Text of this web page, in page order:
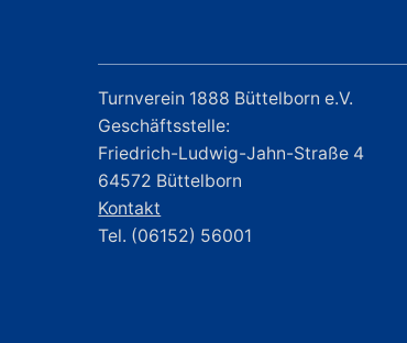
Turnverein 1888 Büttelborn e.V.
Geschäftsstelle:
Friedrich-Ludwig-Jahn-Straße 4
64572 Büttelborn
Kontakt
Tel. (06152) 56001